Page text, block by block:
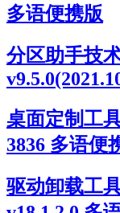
多语便携版
分区助手技
桌面定制工
3836 多语便
驱动卸载工